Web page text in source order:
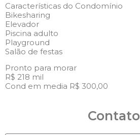
Características do Condomínio
Bikesharing
Elevador
Piscina adulto
Playground
Salão de festas
Pronto para morar
R$ 218 mil
Cond em media R$ 300,00
Contato